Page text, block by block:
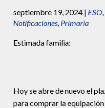
septiembre 19, 2024 | ESO,
Notificaciones, Primaria
Estimada familia:
Hoy se abre de nuevo el
para comprar la equipación